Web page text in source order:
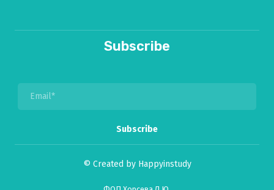
Subscribe
Subscribe
© Created by Happyinstudy